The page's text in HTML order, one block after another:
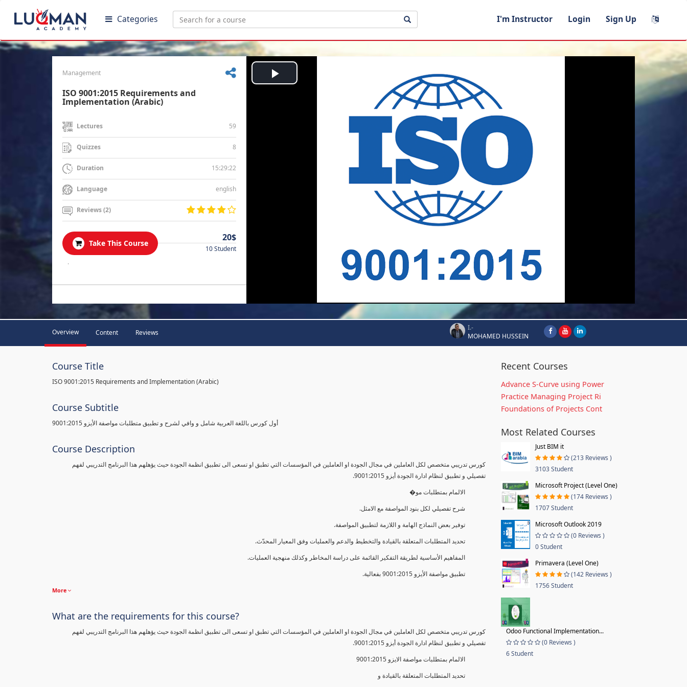
Categories I'm Instructor Login Sign Up
Management
ISO 9001:2015 Requirements and
Implementation (Arabic)
Lectures 59
Quizzes 8
Duration 15:29:22
Language english
Reviews (2)
Take This Course
20$
10 Student
.
Play
Overview Content Reviews
I.-
MOHAMED HUSSEIN
Course Title
ISO 9001:2015 Requirements and Implementation (Arabic)
Course Subtitle
أول كورس باللغة العربية شامل و وافي لشرح و تطبيق متطلبات مواصفة الأيزو 9001:2015
Course Description
كورس تدريبي متخصص لكل العاملين في مجال الجودة او العاملين في المؤسسات التي تطبق او تسعى الى تطبيق انظمة الجودة حيث يؤهلهم هذا البرنامج التدريبي لفهم
تفصيلي و تطبيق لنظام ادارة الجودة أيزو 9001:2015.
الالمام بمتطلبات مو�
شرح تفصيلي لكل بنود المواصفة مع الامثل.
توفير بعض النماذج الهامة و اللازمة لتطبيق المواصفة.
تحديد المتطلبات المتعلقة بالقيادة والتخطيط والدعم والعمليات وفق المعيار المحدّث.
المفاهيم الأساسية لطريقة التفكير القائمة على دراسة المخاطر وكذلك منهجية العمليات.
تطبيق مواصفة الأيزو 9001:2015 بفعالية.
More
What are the requirements for this course?
كورس تدريبي متخصص لكل العاملين في مجال الجودة او العاملين في المؤسسات التي تطبق او تسعى الى تطبيق انظمة الجودة حيث يؤهلهم هذا البرنامج التدريبي لفهم
تفصيلي و تطبيق لنظام ادارة الجودة أيزو 9001:2015.
الالمام بمتطلبات مواصفة الايزو 9001:2015
تحديد المتطلبات المتعلقة بالقيادة و
Recent Courses
Advance S-Curve using Power
Practice Managing Project Ri
Foundations of Projects Cont
Most Related Courses
Just BIM it
(213 Reviews )
3103 Student
Microsoft Project (Level One)
(174 Reviews )
1707 Student
Microsoft Outlook 2019
(0 Reviews )
0 Student
Primavera (Level One)
(142 Reviews )
1756 Student
Odoo Functional Implementation...
(0 Reviews )
6 Student